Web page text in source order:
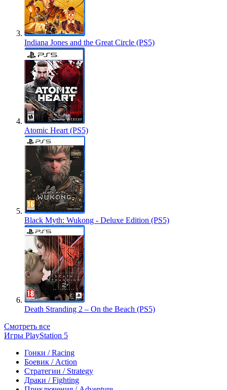
Indiana Jones and the Great Circle (PS5)
Atomic Heart (PS5)
Black Myth: Wukong - Deluxe Edition (PS5)
Death Stranding 2 – On the Beach (PS5)
Смотреть все
Игры PlayStation 5
Гонки / Racing
Боевик / Action
Стратегии / Strategy
Драки / Fighting